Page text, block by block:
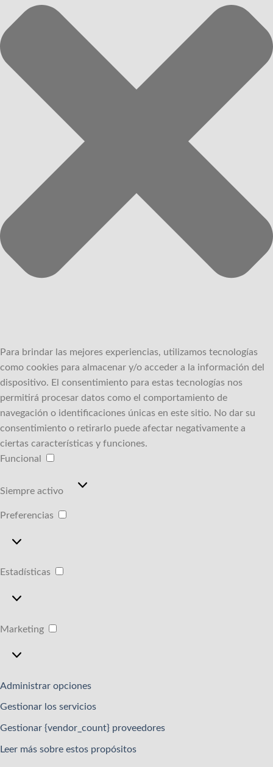
Para brindar las mejores experiencias, utilizamos tecnologías
como cookies para almacenar y/o acceder a la información del
dispositivo. El consentimiento para estas tecnologías nos
permitirá procesar datos como el comportamiento de
navegación o identificaciones únicas en este sitio. No dar su
consentimiento o retirarlo puede afectar negativamente a
ciertas características y funciones.
Funcional
Siempre activo
Preferencias
Preferencias
Estadísticas
Estadísticas
Marketing
Marketing
Administrar opciones
Gestionar los servicios
Gestionar {vendor_count} proveedores
Leer más sobre estos propósitos